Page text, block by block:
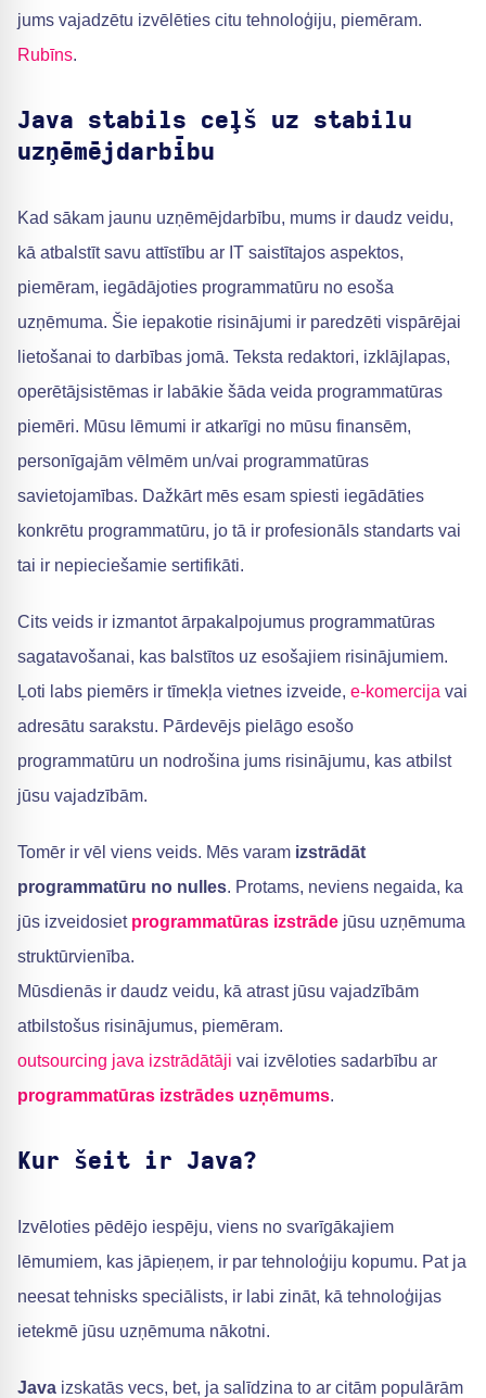
jums vajadzētu izvēlēties citu tehnoloģiju, piemēram.
Rubīns.
Java stabils ceļš uz stabilu
uzņēmējdarbību
Kad sākam jaunu uzņēmējdarbību, mums ir daudz veidu,
kā atbalstīt savu attīstību ar IT saistītajos aspektos,
piemēram, iegādājoties programmatūru no esoša
uzņēmuma. Šie iepakotie risinājumi ir paredzēti vispārējai
lietošanai to darbības jomā. Teksta redaktori, izklājlapas,
operētājsistēmas ir labākie šāda veida programmatūras
piemēri. Mūsu lēmumi ir atkarīgi no mūsu finansēm,
personīgajām vēlmēm un/vai programmatūras
savietojamības. Dažkārt mēs esam spiesti iegādāties
konkrētu programmatūru, jo tā ir profesionāls standarts vai
tai ir nepieciešamie sertifikāti.
Cits veids ir izmantot ārpakalpojumus programmatūras
sagatavošanai, kas balstītos uz esošajiem risinājumiem.
Ļoti labs piemērs ir tīmekļa vietnes izveide, e-komercija vai
adresātu sarakstu. Pārdevējs pielāgo esošo
programmatūru un nodrošina jums risinājumu, kas atbilst
jūsu vajadzībām.
Tomēr ir vēl viens veids. Mēs varam izstrādāt
programmatūru no nulles. Protams, neviens negaida, ka
jūs izveidosiet programmatūras izstrāde jūsu uzņēmuma
struktūrvienība.
Mūsdienās ir daudz veidu, kā atrast jūsu vajadzībām
atbilstošus risinājumus, piemēram.
outsourcing java izstrādātāji vai izvēloties sadarbību ar
programmatūras izstrādes uzņēmums.
Kur šeit ir Java?
Izvēloties pēdējo iespēju, viens no svarīgākajiem
lēmumiem, kas jāpieņem, ir par tehnoloģiju kopumu. Pat ja
neesat tehnisks speciālists, ir labi zināt, kā tehnoloģijas
ietekmē jūsu uzņēmuma nākotni.
Java izskatās vecs, bet, ja salīdzina to ar citām populārām